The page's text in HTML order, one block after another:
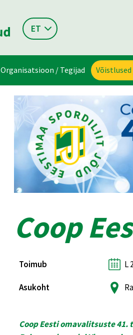
ET
Organisatsioon / Tegijad
Coop
Toimub L
Asukoht
Coop Eesti omavalitsuste